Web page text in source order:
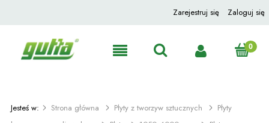
Zarejestruj się Zaloguj się
Jesteś w: Strona główna Płyty z tworzyw sztucznych
Płyty